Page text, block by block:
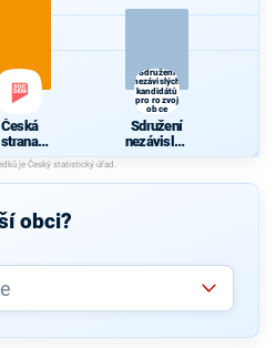
Česká
strana
cká
Sdružení
nezávislých
kandidátů
pro rozvoj
obce
Sdružení
nezávislýc
h
pro rozvoj
obci?